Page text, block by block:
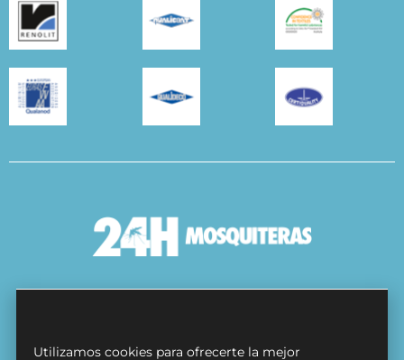
Utilizamos cookies para ofrecerte la mejor